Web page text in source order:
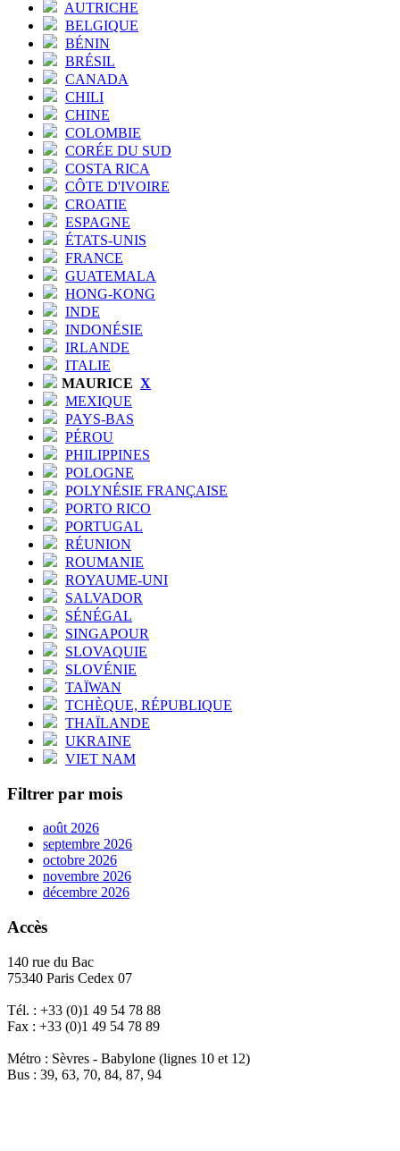
AUTRICHE
BELGIQUE
BÉNIN
BRÉSIL
CANADA
CHILI
CHINE
COLOMBIE
CORÉE DU SUD
COSTA RICA
CÔTE D'IVOIRE
CROATIE
ESPAGNE
ÉTATS-UNIS
FRANCE
GUATEMALA
HONG-KONG
INDE
INDONÉSIE
IRLANDE
ITALIE
MAURICE X
MEXIQUE
PAYS-BAS
PÉROU
PHILIPPINES
POLOGNE
POLYNÉSIE FRANÇAISE
PORTO RICO
PORTUGAL
RÉUNION
ROUMANIE
ROYAUME-UNI
SALVADOR
SÉNÉGAL
SINGAPOUR
SLOVAQUIE
SLOVÉNIE
TAÏWAN
TCHÈQUE, RÉPUBLIQUE
THAÏLANDE
UKRAINE
VIET NAM
Filtrer par mois
août 2026
septembre 2026
octobre 2026
novembre 2026
décembre 2026
Accès
140 rue du Bac
75340 Paris Cedex 07
Tél. : +33 (0)1 49 54 78 88
Fax : +33 (0)1 49 54 78 89
Métro : Sèvres - Babylone (lignes 10 et 12)
Bus : 39, 63, 70, 84, 87, 94